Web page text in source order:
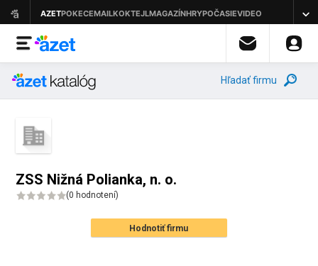
Hľadať firmu
ZSS Nižná Polianka, n. o.
(0 hodnotení)
Hodnotiť firmu